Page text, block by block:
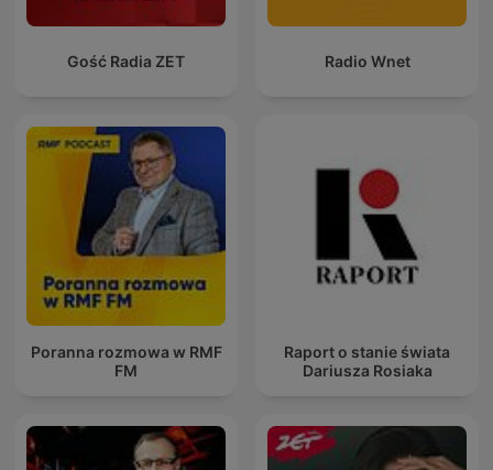
Gość Radia ZET Radio Wnet
Poranna rozmowa w RMF
FM
Raport o stanie świata
Dariusza Rosiaka